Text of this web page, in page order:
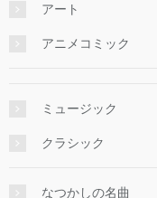
アート
アニメコミック
ミュージック
クラシック
なつかしの名曲